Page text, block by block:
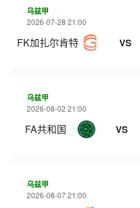
乌兹甲
2026-07-28 21:00
FK加扎尔肯特 VS
乌兹甲
2026-08-02 21:00
FA共和国 VS
乌兹甲
2026-08-07 21:00